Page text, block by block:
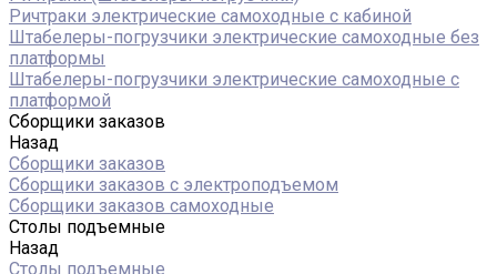
Ричтраки электрические самоходные с кабиной
Штабелеры-погрузчики электрические самоходные без
платформы
Штабелеры-погрузчики электрические самоходные с
платформой
Сборщики заказов
Назад
Сборщики заказов
Сборщики заказов с электроподъемом
Сборщики заказов самоходные
Столы подъемные
Назад
Столы подъемные